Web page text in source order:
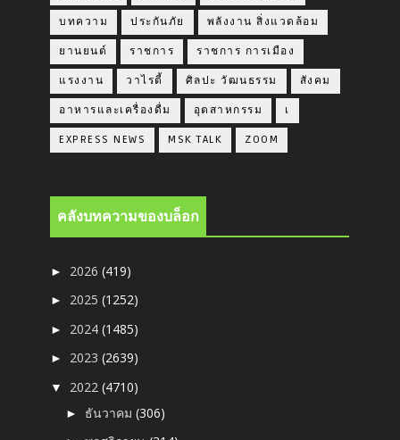
บทความ ประกันภัย พลังงาน สิ่งแวดล้อม
ยานยนต์ ราชการ ราชการ การเมือง
แรงงาน วาไรตี้ ศิลปะ วัฒนธรรม สังคม
อาหารและเครื่องดื่ม อุตสาหกรรม เ
EXPRESS NEWS MSK TALK ZOOM
คลังบทความของบล็อก
► 2026(419)
► 2025(1252)
► 2024(1485)
► 2023(2639)
▼ 2022(4710)
► ธันวาคม(306)